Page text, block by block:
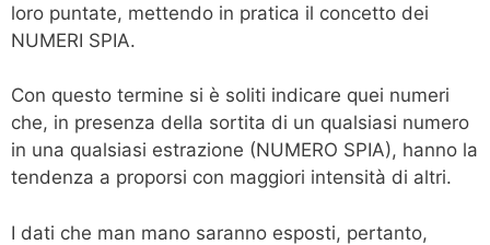
loro puntate, mettendo in pratica il concetto dei
NUMERI SPIA.
Con questo termine si è soliti indicare quei numeri
che, in presenza della sortita di un qualsiasi numero
in una qualsiasi estrazione (NUMERO SPIA), hanno la
tendenza a proporsi con maggiori intensità di altri.
I dati che man mano saranno esposti, pertanto,